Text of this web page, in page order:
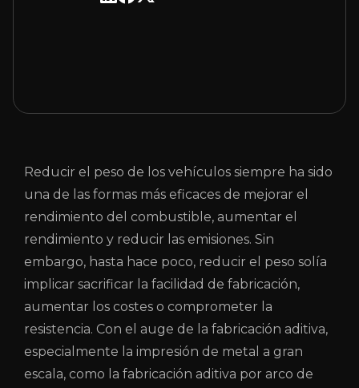
Reducir el peso de los vehículos siempre ha sido
una de las formas más eficaces de mejorar el
rendimiento del combustible, aumentar el
rendimiento y reducir las emisiones. Sin
embargo, hasta hace poco, reducir el peso solía
implicar sacrificar la facilidad de fabricación,
aumentar los costes o comprometer la
resistencia. Con el auge de la fabricación aditiva,
especialmente la impresión de metal a gran
escala, como la fabricación aditiva por arco de